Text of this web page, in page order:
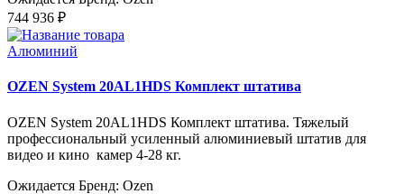
744 936 ₽
Алюминий
OZEN System 20AL1HDS Комплект штатива
OZEN System 20AL1HDS Комплект штатива. Тяжелый
профессиональный усиленный алюминиевый штатив для
видео и кино камер 4-28 кг.
Ожидается Бренд: Ozen